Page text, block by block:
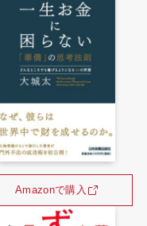
Amazonで購入